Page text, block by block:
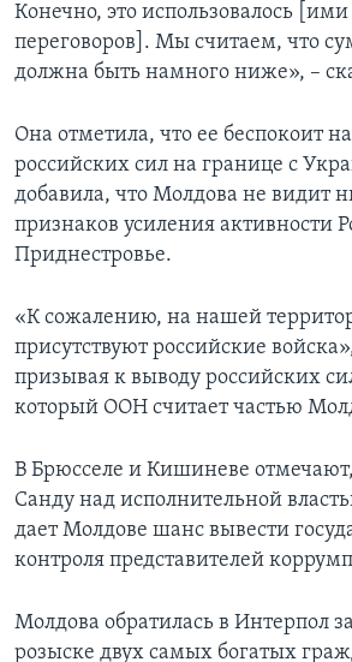
Конечно, это использовалось [ими
переговоров]. Мы считаем, что
должна быть намного ниже», –
Она отметила, что ее беспокоит
российских сил на границе с
добавила, что Молдова не видит
признаков усиления активности
Приднестровье.
«К сожалению, на нашей
присутствуют российские
призывая к выводу российских
который ООН считает частью
В Брюсселе и Кишиневе
Санду над исполнительной
дает Молдове шанс вывести
контроля представителей
Молдова обратилась в Интерпол
розыске двух самых богатых